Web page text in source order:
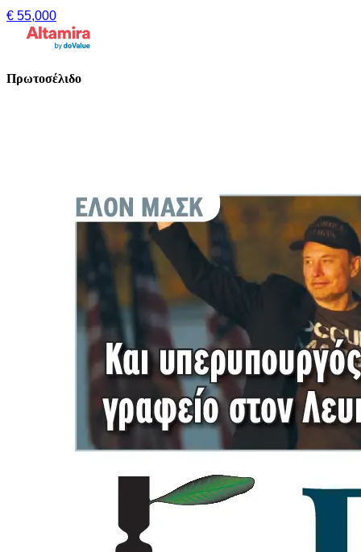
€ 55,000
Πρωτοσέλιδο